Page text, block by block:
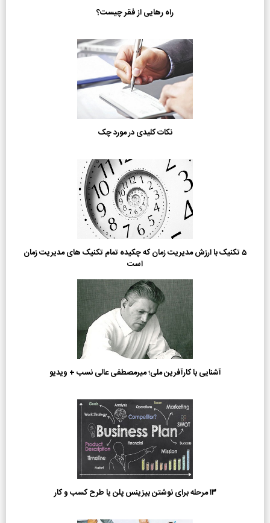
راه رهایی از فقر چیست؟
نکات کلیدی در مورد چک
5 تکنیک با ارزش مدیریت زمان که چکیده تمام تکنیک های مدیریت زمان
است
آشنایی با کارآفرین ملی؛ میرمصطفی عالی نسب + ویدیو
۱۳ مرحله برای نوشتن بیزینس پلن یا طرح کسب و کار